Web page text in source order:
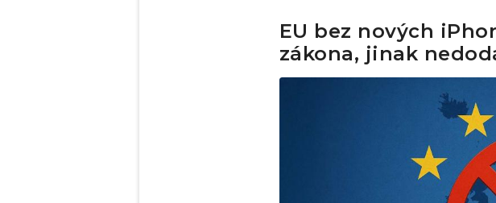
EU bez nových
zákona, jinak